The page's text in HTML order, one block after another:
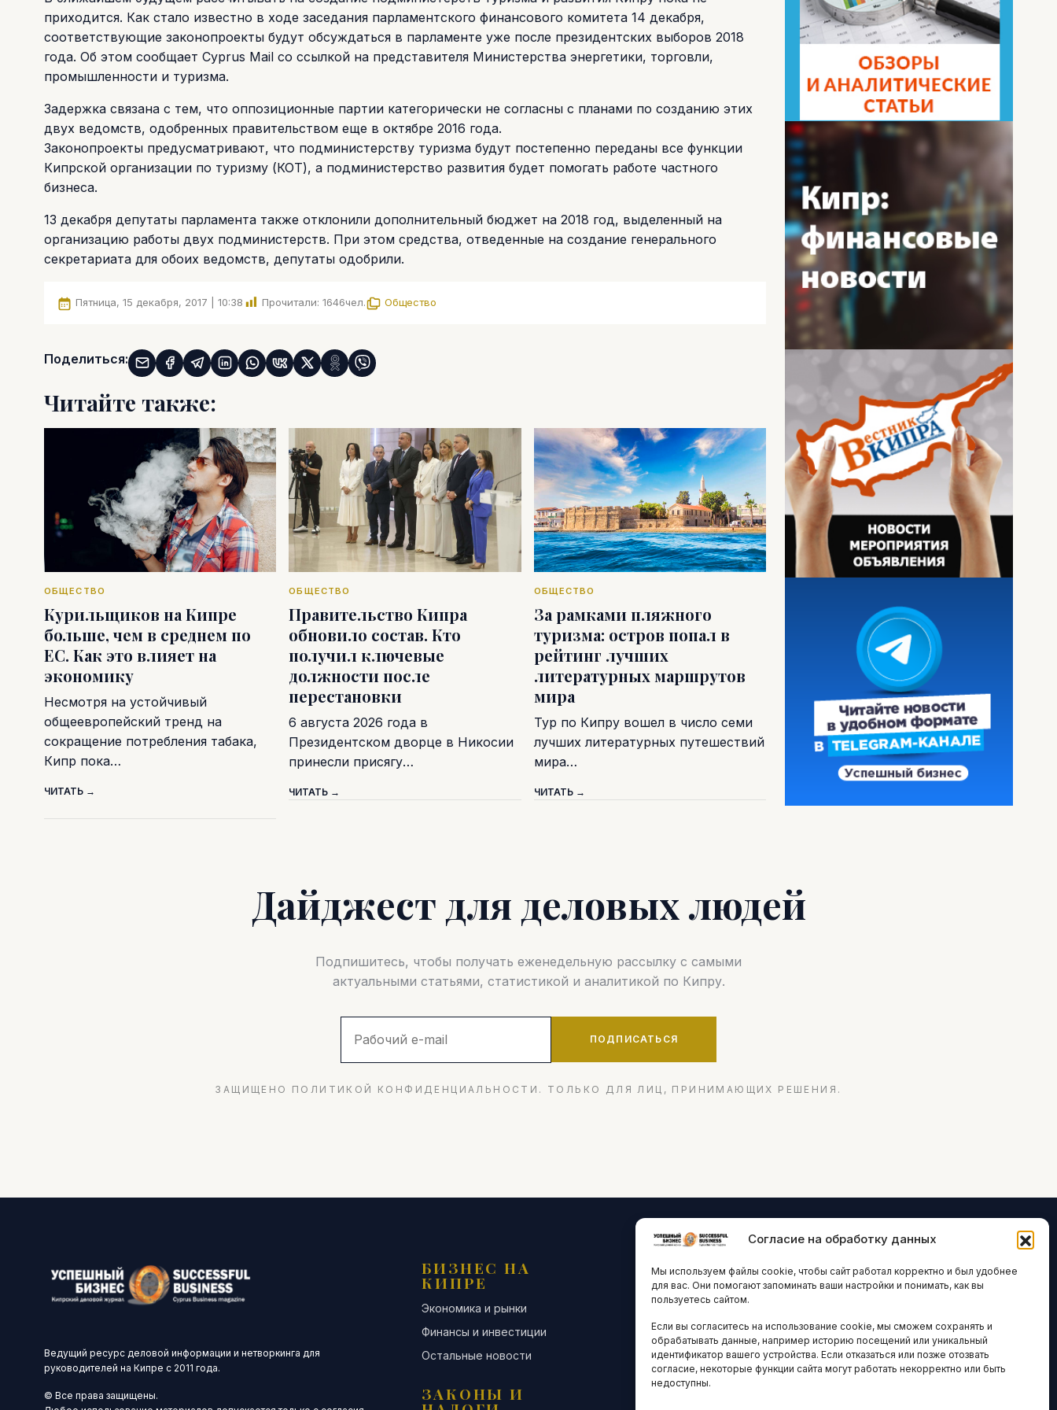
Согласие на обработку данных
Мы используем файлы cookie, чтобы сайт работал корректно и был удобнее
для вас. Они помогают запоминать ваши настройки и понимать, как вы
пользуетесь сайтом.
Если вы согласитесь на использование cookie, мы сможем сохранять и
обрабатывать данные, например историю посещений или уникальный
идентификатор вашего устройства. Если отказаться или позже отозвать
согласие, некоторые функции сайта могут работать некорректно или быть
недоступны.
приходится. Как стало известно в ходе заседания парламентского финансового комитета 14 декабря,
соответствующие законопроекты будут обсуждаться в парламенте уже после президентских выборов 2018
года. Об этом сообщает Cyprus Mail со ссылкой на представителя Министерства энергетики, торговли,
промышленности и туризма.
Задержка связана с тем, что оппозиционные партии категорически не согласны с планами по созданию этих
двух ведомств, одобренных правительством еще в октябре 2016 года.
Законопроекты предусматривают, что подминистерству туризма будут постепенно переданы все функции
Кипрской организации по туризму (КОТ), а подминистерство развития будет помогать работе частного
бизнеса.
13 декабря депутаты парламента также отклонили дополнительный бюджет на 2018 год, выделенный на
организацию работы двух подминистерств. При этом средства, отведенные на создание генерального
секретариата для обоих ведомств, депутаты одобрили.
Пятница, 15 декабря, 2017 | 10:38 Прочитали: 1646чел. Общество
Поделиться:
Читайте также:
ОБЩЕСТВО
Курильщиков на Кипре
больше, чем в среднем по
ЕС. Как это влияет на
экономику
Несмотря на устойчивый
общеевропейский тренд на
сокращение потребления табака,
Кипр пока…
ЧИТАТЬ →
ОБЩЕСТВО
Правительство Кипра
обновило состав. Кто
получил ключевые
должности после
перестановки
6 августа 2026 года в
Президентском дворце в Никосии
принесли присягу…
ЧИТАТЬ →
ОБЩЕСТВО
За рамками пляжного
туризма: остров попал в
рейтинг лучших
литературных маршрутов
мира
Тур по Кипру вошел в число семи
лучших литературных путешествий
мира…
ЧИТАТЬ →
Дайджест для деловых людей
Подпишитесь, чтобы получать еженедельную рассылку с самыми
актуальными статьями, статистикой и аналитикой по Кипру.
ПОДПИСАТЬСЯ
ЗАЩИЩЕНО ПОЛИТИКОЙ КОНФИДЕНЦИАЛЬНОСТИ. ТОЛЬКО ДЛЯ ЛИЦ, ПРИНИМАЮЩИХ РЕШЕНИЯ.
Ведущий ресурс деловой информации и нетворкинга для
руководителей на Кипре с 2011 года.
© Все права защищены.
БИЗНЕС НА
КИПРЕ
Экономика и рынки
Финансы и инвестиции
Остальные новости
ЗАКОНЫ И
ТЕХНОЛОГИИ И
ИННОВАЦИИ
Стартапы и исследования
Цифровая экономика
Остальные новости
ДЕЛОВОЕ
ARTICLES IN
ENGLISH
НАВИГАЦИЯ
Архив материалов